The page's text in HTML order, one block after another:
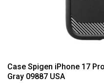
Case Spigen iPhone 17
Gray 09887 USA